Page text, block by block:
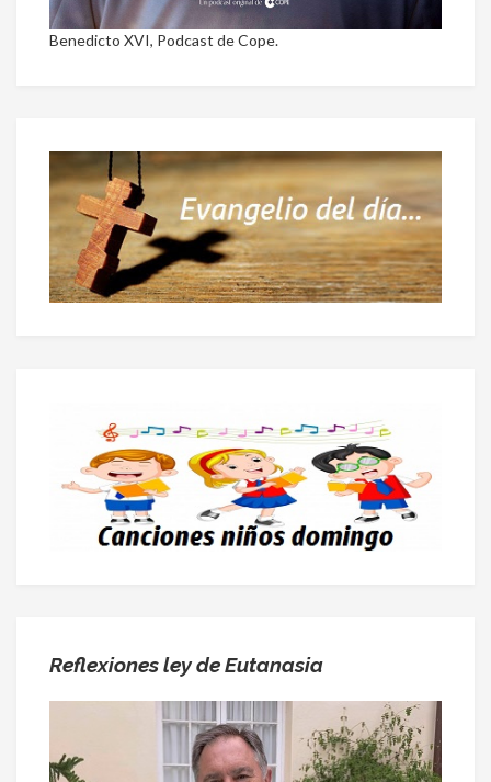
Benedicto XVI, Podcast de Cope.
Reflexiones ley de Eutanasia